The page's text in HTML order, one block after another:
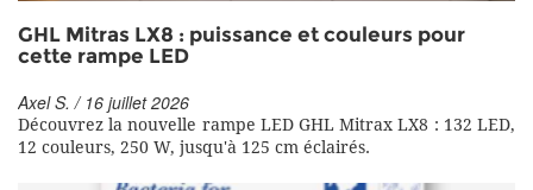
GHL Mitras LX8 : puissance et couleurs pour
cette rampe LED
Axel S. / 16 juillet 2026
Découvrez la nouvelle rampe LED GHL Mitrax LX8 : 132 LED,
12 couleurs, 250 W, jusqu'à 125 cm éclairés.